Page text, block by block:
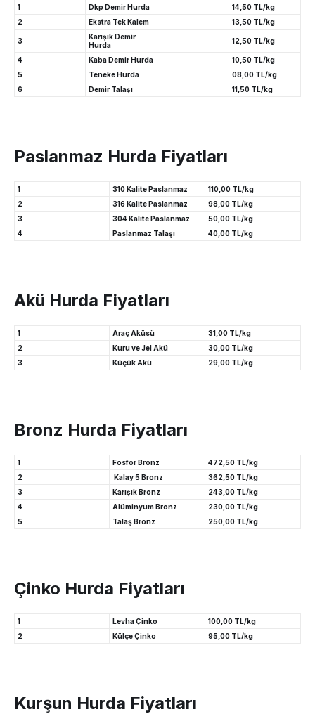
1 Dkp Demir Hurda
14,50 TL/kg
2
Ekstra Tek Kalem 13,50 TL/kg
3
Karışık Demir
Hurda
12,50 TL/kg
4 Kaba Demir Hurda
10,50 TL/kg
5
Teneke Hurda
08,00 TL/kg
6
Demir Talaşı 11,50 TL/kg
Paslanmaz Hurda Fiyatları
1 310 Kalite Paslanmaz
110,00 TL/kg
2
316 Kalite Paslanmaz
98,00 TL/kg
3
304 Kalite Paslanmaz
50,00 TL/kg
4
Paslanmaz Talaşı 40,00 TL/kg
Akü Hurda Fiyatları
1 Araç Aküsü
31,00 TL/kg
2
Kuru ve Jel Akü
30,00 TL/kg
3
Küçük Akü 29,00 TL/kg
Bronz Hurda Fiyatları
1 Fosfor Bronz
472,50 TL/kg
2
Kalay 5 Bronz
362,50 TL/kg
3
Karışık Bronz
243,00 TL/kg
4
Alüminyum Bronz
230,00 TL/kg
5
Talaş Bronz 250,00 TL/kg
Çinko Hurda Fiyatları
1 Levha Çinko
100,00 TL/kg
2
Külçe Çinko 95,00 TL/kg
Kurşun Hurda Fiyatları